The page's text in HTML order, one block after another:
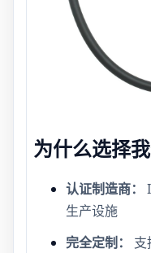
为什么选择
认证制造商：
生产设施
完全定制：
支